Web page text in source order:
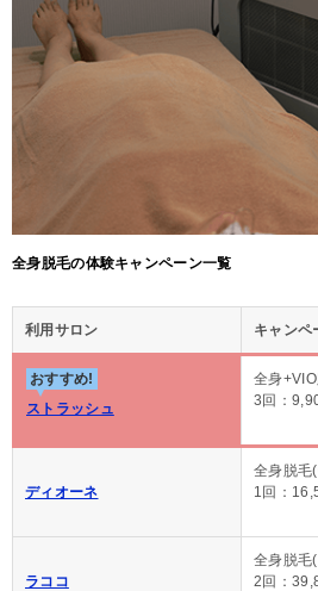
全身脱毛の体験キャンペーン一覧
利用サロン キャンペ
おすすめ!
ストラッシュ
全身
3回：
ディオーネ
全身脱毛
1回：
ラココ
全身脱毛
2回：